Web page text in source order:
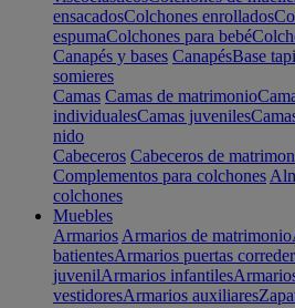
ensacadosColchones enrollados
espumaColchones para bebé
Canapés y bases CanapésBase
somieres
Camas Camas de matrimonio
individualesCamas juveniles
nido
Cabeceros Cabeceros de
Complementos para colchones
colchones
Muebles
Armarios Armarios de matrimonio
batientesArmarios puertas
juvenilArmarios infantiles
vestidoresArmarios auxiliares